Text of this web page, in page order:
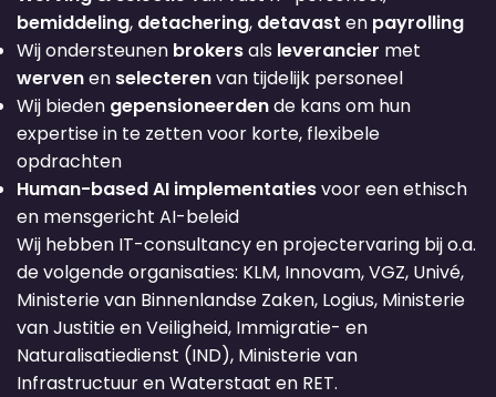
bemiddeling, detachering, detavast en payrolling
Wij ondersteunen brokersals leverancier met
wervenen selecterenvan tijdelijk personeel
Wij bieden gepensioneerdende kans om hun
expertise in te zetten voor korte, flexibele
opdrachten
Human-based AI implementatiesvoor een ethisch
en mensgericht AI-beleid
Wij hebben IT-consultancy en projectervaring bij o.a.
de volgende organisaties: KLM, Innovam, VGZ, Univé,
Ministerie van Binnenlandse Zaken, Logius, Ministerie
van Justitie en Veiligheid, Immigratie- en
Naturalisatiedienst (IND), Ministerie van
Infrastructuur en Waterstaat en RET.